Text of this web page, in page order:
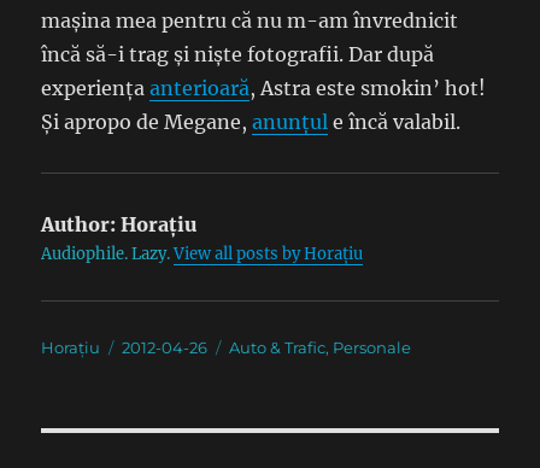
mașina mea pentru că nu m-am învrednicit
încă să-i trag și niște fotografii. Dar după
experiențaanterioară, Astra este smokin’ hot!
Și apropo de Megane,anunțul e încă valabil.
Author: Horațiu
Audiophile. Lazy.View all posts by Horațiu
Author
Horațiu
Posted
2012-04-26 Categories
Auto & Trafic, Personale